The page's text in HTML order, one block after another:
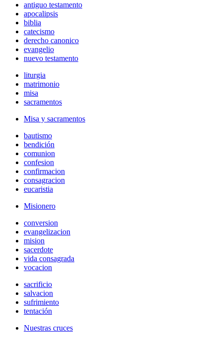
antiguo testamento
apocalipsis
biblia
catecismo
derecho canonico
evangelio
nuevo testamento
liturgia
matrimonio
misa
sacramentos
Misa y sacramentos
bautismo
bendición
comunion
confesion
confirmacion
consagracion
eucaristia
Misionero
conversion
evangelizacion
mision
sacerdote
vida consagrada
vocacion
sacrificio
salvacion
sufrimiento
tentación
Nuestras cruces